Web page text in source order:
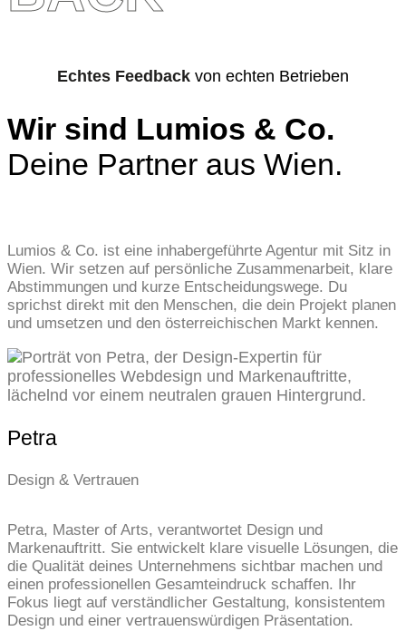
Echtes Feedback von echten Betrieben
Wir sind Lumios & Co.
Deine Partner aus Wien.
Lumios & Co. ist eine inhabergeführte Agentur mit Sitz in
Wien. Wir setzen auf persönliche Zusammenarbeit, klare
Abstimmungen und kurze Entscheidungswege. Du
sprichst direkt mit den Menschen, die dein Projekt planen
und umsetzen und den österreichischen Markt kennen.
Petra
Design & Vertrauen
Petra, Master of Arts, verantwortet Design und
Markenauftritt. Sie entwickelt klare visuelle Lösungen, die
die Qualität deines Unternehmens sichtbar machen und
einen professionellen Gesamteindruck schaffen. Ihr
Fokus liegt auf verständlicher Gestaltung, konsistentem
Design und einer vertrauenswürdigen Präsentation.